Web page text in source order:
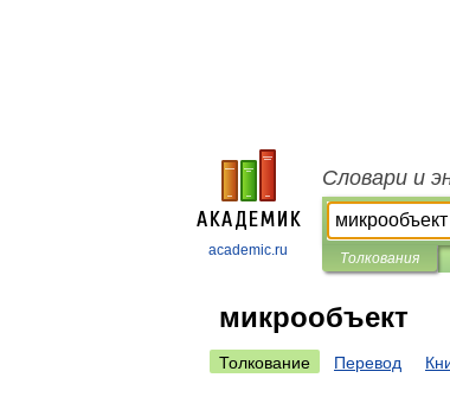
academic.ru
Словари и
Толкования
микрообъект
Толкование Перевод